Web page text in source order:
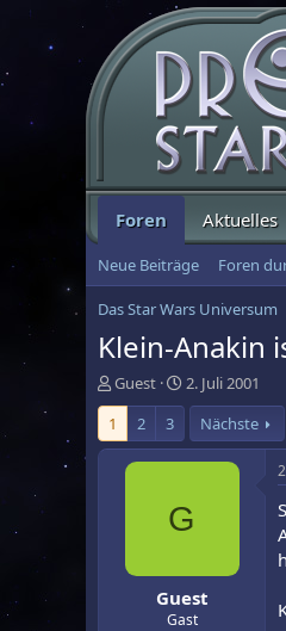
Foren Aktuelles
Neue Beiträge Foren
Das Star Wars Universum
Klein-Anakin
E
r
s
t
Guest
E
r
t
e
l
t
m
2. Juli 2001
1
2 3 Nächste
G
Guest
Gast